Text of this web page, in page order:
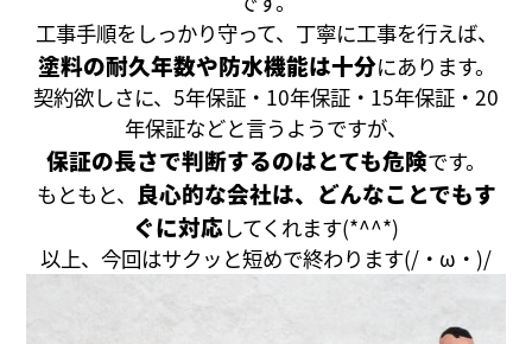
工事手順をしっかり守って、丁寧に工事を行えば、
塗料の耐久年数や防水機能は十分にあります。
契約欲しさに、5年保証・10年保証・15年保証・20
年保証などと言うようですが、
保証の長さで判断するのはとても危険です。
もともと、 良心的な会社は、どんなことでもす
ぐに対応してくれます(*^^*)
以上、今回はサクッと短めで終わります(/・ω・)/